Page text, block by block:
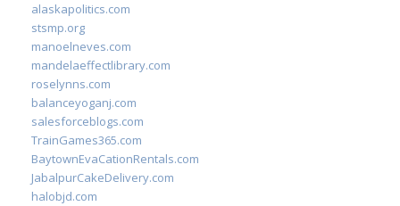
alaskapolitics.com
stsmp.org
manoelneves.com
mandelaeffectlibrary.com
roselynns.com
balanceyoganj.com
salesforceblogs.com
TrainGames365.com
BaytownEvaCationRentals.com
JabalpurCakeDelivery.com
halobjd.com